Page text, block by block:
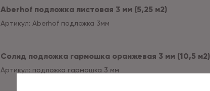
Aberhof подложка листовая 3 мм (5,25 м2)
Артикул: Aberhof подложка 3мм
Солид подложка гармошка оранжевая 3 мм (10,5 м2)
Артикул: подложка гармошка 3 мм